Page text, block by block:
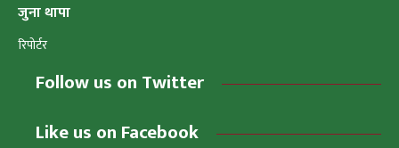
जुना थापा
रिपोर्टर
Follow us on Twitter
Like us on Facebook